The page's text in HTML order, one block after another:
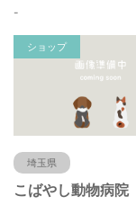
-
ショップ
埼玉県
こばやし動物病院